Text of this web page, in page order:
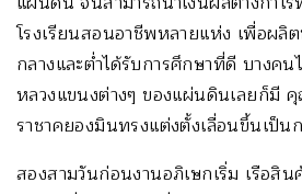
โรงเรียนสอนอาชีพหลายแห่ง เพื่อผลิ
กลางและต่ำได้รับการศึกษาที่ดี บางคน
หลวงแขนงต่างๆ ของแผ่นดินเลยก็มี
ราชาคยองมินทรงแต่งตั้งเลื่อนขึ้นเป็
สองสามวันก่อนงานอภิเษกเริ่ม เรือสิ